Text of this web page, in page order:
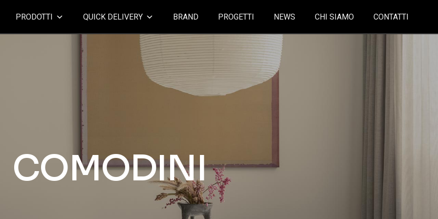
PRODOTTI QUICK DELIVERY BRAND PROGETTI NEWS CHI SIAMO CONTATTI
COMODINI